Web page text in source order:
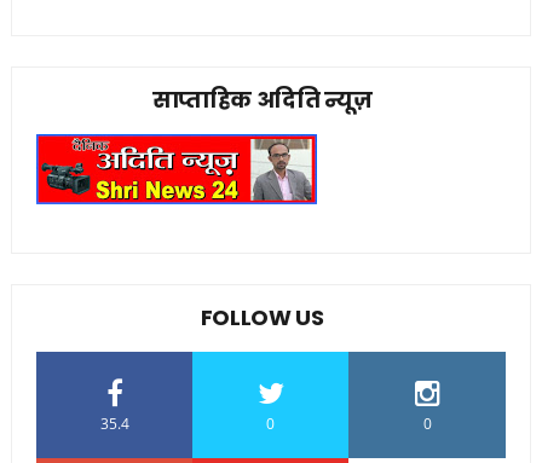
साप्ताहिक अदिति न्यूज़
FOLLOW US
35.4 0 0